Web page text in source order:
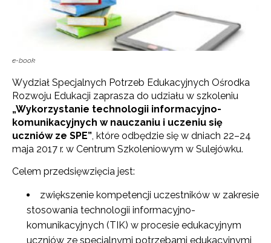
e-book
Wydział Specjalnych Potrzeb Edukacyjnych Ośrodka
Rozwoju Edukacji zaprasza do udziału w szkoleniu
„Wykorzystanie technologii informacyjno-
komunikacyjnych w nauczaniu i uczeniu się
uczniów ze SPE”, które odbędzie się w dniach 22–24
maja 2017 r. w Centrum Szkoleniowym w Sulejówku.
Celem przedsięwzięcia jest:
zwiększenie kompetencji uczestników w zakresie
stosowania technologii informacyjno-
komunikacyjnych (TIK) w procesie edukacyjnym
uczniów ze specjalnymi potrzebami edukacyjnymi